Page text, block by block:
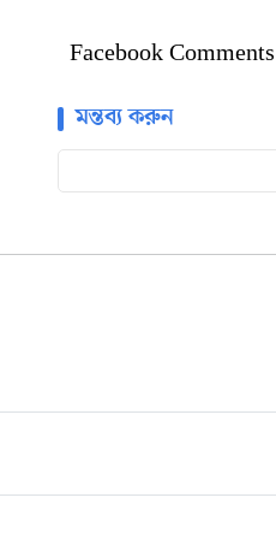
Facebook
মন্তব্য করুন